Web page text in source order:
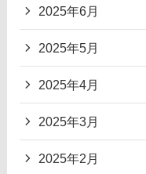
2025年6月
2025年5月
2025年4月
2025年3月
2025年2月